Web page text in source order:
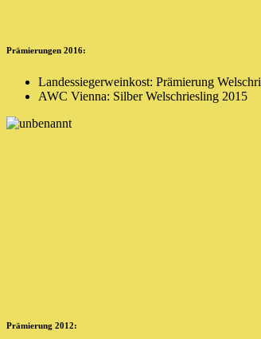
Prämierungen 2016:
Landessiegerweinkost: Prämierung
AWC Vienna: Silber Welschriesling 2015
Prämierung 2012: